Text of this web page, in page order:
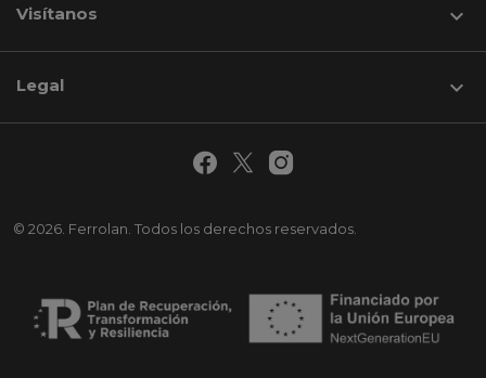
Visítanos keyboard_arrow_down
© 2026. Ferrolan. Todos los derechos reservados.
Legal 